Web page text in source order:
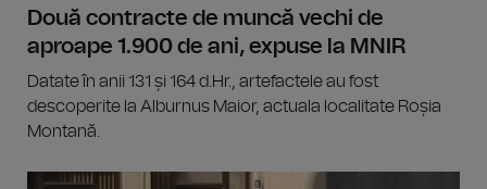
Două contracte de muncă vechi de
aproape 1.900 de ani, expuse la MNIR
Datate în anii 131 și 164 d.Hr., artefactele au fost
descoperite la Alburnus Maior, actuala localitate Roșia
Montană.